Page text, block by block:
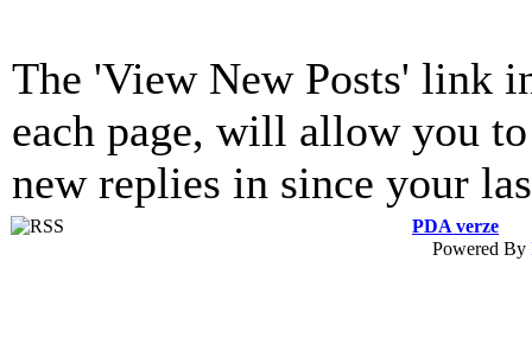
The 'View New Posts' link
each page, will allow you
new replies in since your
PDA verze
Powered By